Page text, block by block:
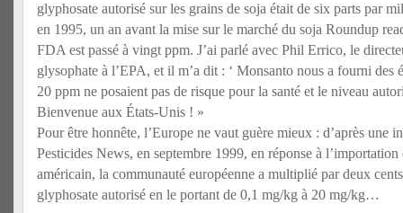
glyphosate autorisé sur les grains de soja était de six parts par
en 1995, un an avant la mise sur le marché du soja Roundup
FDA est passé à vingt ppm. J’ai parlé avec Phil Errico, le
glysophate à l’EPA, et il m’a dit : ‘ Monsanto nous a fourni des
20 ppm ne posaient pas de risque pour la santé et le niveau
Bienvenue aux États-Unis ! »
Pour être honnête, l’Europe ne vaut guère mieux : d’après une
Pesticides News, en septembre 1999, en réponse à
américain, la communauté européenne a multiplié par deux
glyphosate autorisé en le portant de 0,1 mg/kg à 20 mg/kg…